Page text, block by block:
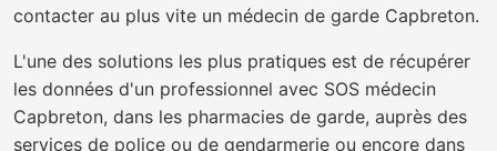
contacter au plus vite un médecin de garde Capbreton.
L'une des solutions les plus pratiques est de récupérer
les données d'un professionnel avec SOS médecin
Capbreton, dans les pharmacies de garde, auprès des
services de police ou de gendarmerie ou encore dans